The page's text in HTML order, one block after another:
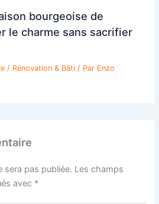
bourgeoise de
le charme sans sacrifier
/ Rénovation & Bâti / Par Enzo
sera pas publiée. Les champs
avec *